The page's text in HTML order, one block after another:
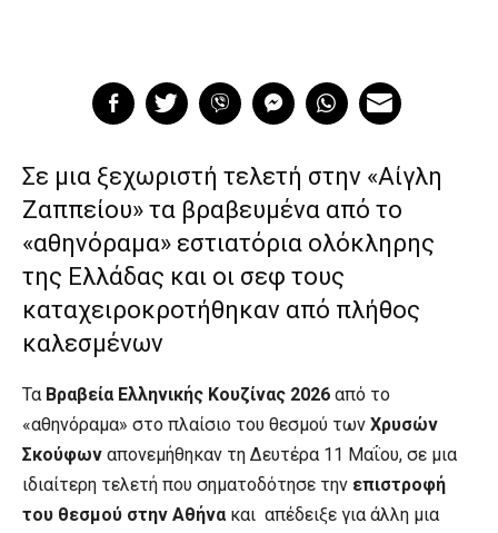
Σε μια ξεχωριστή τελετή στην «Αίγλη
Ζαππείου» τα βραβευμένα από το
«αθηνόραμα» εστιατόρια ολόκληρης
της Ελλάδας και οι σεφ τους
καταχειροκροτήθηκαν από πλήθος
καλεσμένων
Τα Βραβεία Ελληνικής Κουζίνας 2026 από το
«αθηνόραμα» στο πλαίσιο του θεσμού των Χρυσών
Σκούφων απονεμήθηκαν τη Δευτέρα 11 Μαΐου, σε μια
ιδιαίτερη τελετή που σηματοδότησε την επιστροφή
του θεσμού στην Αθήνακαι απέδειξε για άλλη μια